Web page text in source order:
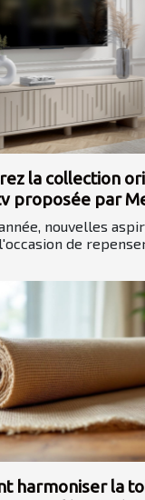
la collection
proposée par
nouvelles
de repenser
harmoniser la